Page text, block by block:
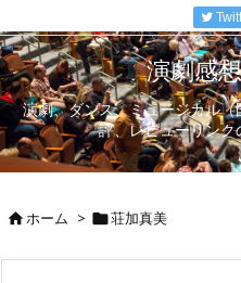
演劇感
演劇、ダンス、ミュージカル
評、レビューリン
ホーム > 荘加真美